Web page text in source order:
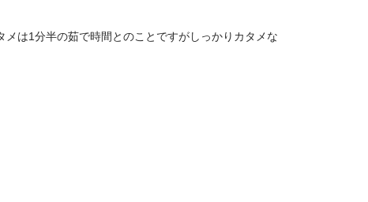
は1分半の茹で時間とのことですがしっかりカタメな